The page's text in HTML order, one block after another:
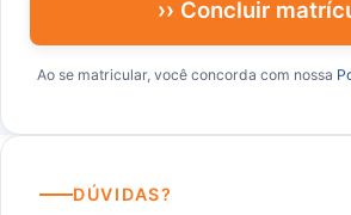
›› Concluir
Ao se matricular, você concorda com nossa
DÚVIDAS?